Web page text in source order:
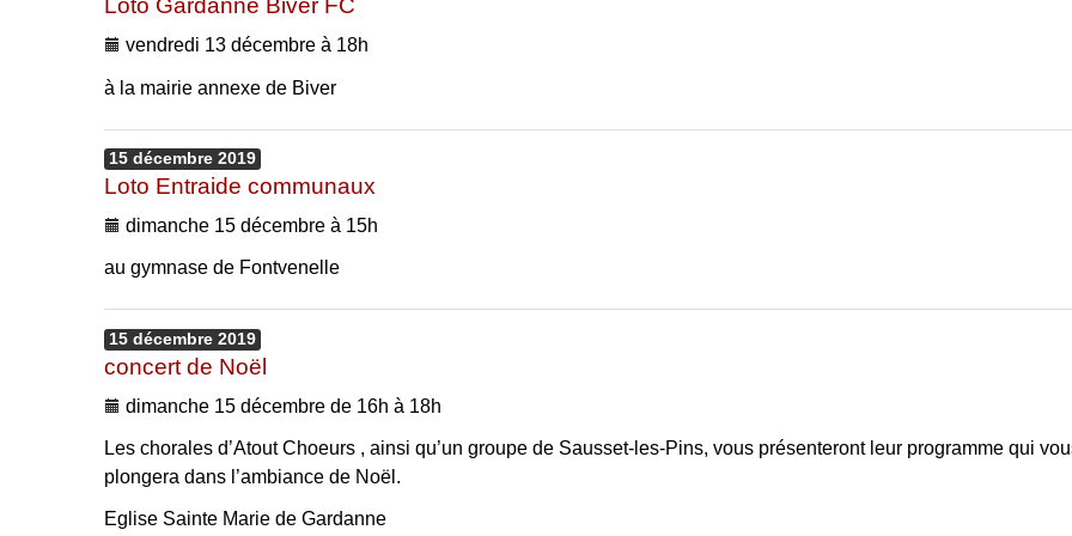
Loto Gardanne Biver FC
vendredi 13 décembre à 18h
à la mairie annexe de Biver
15 décembre 2019
Loto Entraide communaux
dimanche 15 décembre à 15h
au gymnase de Fontvenelle
15 décembre 2019
concert de Noël
dimanche 15 décembre de 16h à 18h
Les chorales d’Atout Choeurs , ainsi qu’un groupe de Sausset-les-Pins, vous présenteront leur programme qui
plongera dans l’ambiance de Noël.
Eglise Sainte Marie de Gardanne